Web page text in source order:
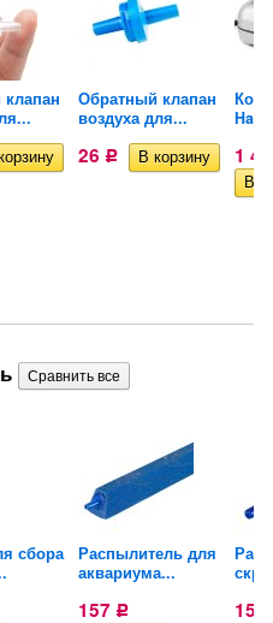
Обратный клапан
воздуха для...
26 Р 1
сбора
Распылитель для
аквариума...
157 Р 155